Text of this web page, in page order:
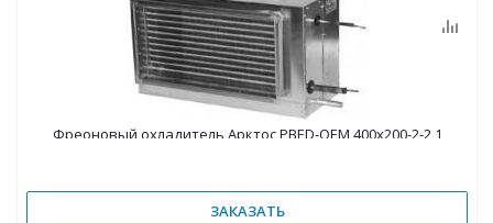
Фреоновый охладитель Арктос PBED-OEM 400х200-2-2,1
ЗАКАЗАТЬ